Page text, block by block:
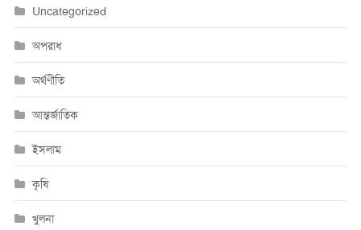
Uncategorized
অপরাধ
অর্থণীতি
আন্তর্জাতিক
ইসলাম
কৃষি
খুলনা